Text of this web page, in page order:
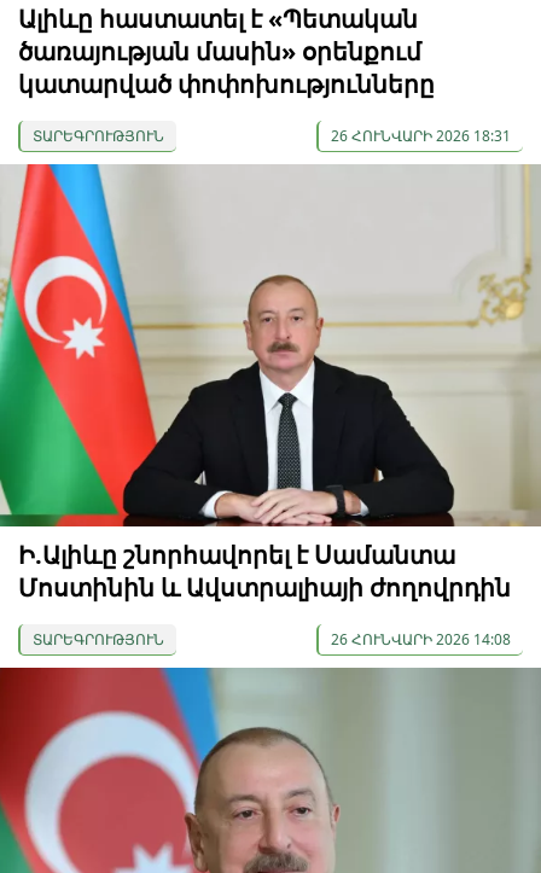
Ալիևը հաստատել է «Պետական
ծառայության մասին» օրենքում
կատարված փոփոխությունները
ՏԱՐԵԳՐՈՒԹՅՈՒՆ 26 ՀՈՒՆՎԱՐԻ 2026 18:31
Ի.Ալիևը շնորհավորել է Սամանտա
Մոստինին և Ավստրալիայի ժողովրդին
ՏԱՐԵԳՐՈՒԹՅՈՒՆ 26 ՀՈՒՆՎԱՐԻ 2026 14:08